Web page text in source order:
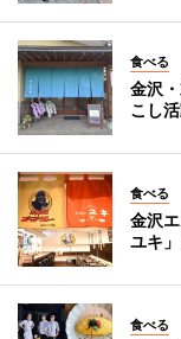
食べる
金沢
こし
食べる
金沢
ユキ
食べる